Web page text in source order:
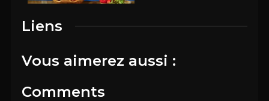
Liens
Vous aimerez aussi :
Comments